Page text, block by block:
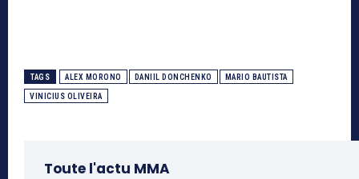
TAGS ALEX MORONO DANIIL DONCHENKO MARIO BAUTISTA
VINICIUS OLIVEIRA
Toute l'actu MMA